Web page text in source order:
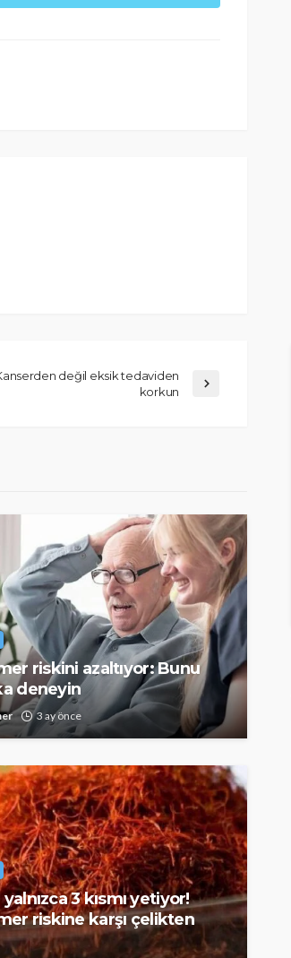
değil eksik tedaviden
korkun
riskini azaltıyor: Bunu
deneyin
3 ay önce
3 kısmı yetiyor!
riskine karşı çelikten